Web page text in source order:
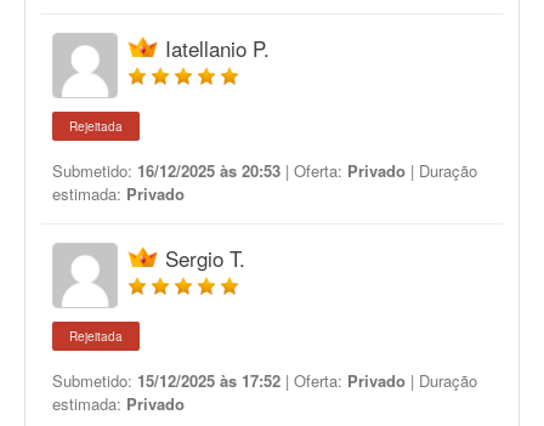
Iatellanio P.
Rejeitada
Submetido: 16/12/2025 às 20:53 | Oferta: Privado | Duração
estimada: Privado
Sergio T.
Rejeitada
Submetido: 15/12/2025 às 17:52 | Oferta: Privado | Duração
estimada: Privado